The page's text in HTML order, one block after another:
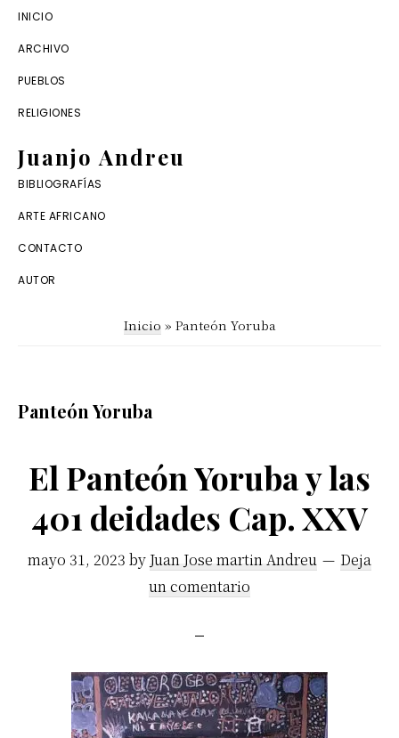
Saltar
Saltar
contenido
INICIO
ARCHIVO
PUEBLOS
RELIGIONES
Juanjo Andreu
Dossier
digital
de
africano.
BIBLIOGRAFÍAS
ARTE AFRICANO
CONTACTO
AUTOR
Inicio » Panteón Yoruba
Panteón Yoruba
El Panteón Yoruba y las
401 deidades Cap. XXV
mayo 31, 2023 by Juan Jose martin Andreu
Deja
un comentario